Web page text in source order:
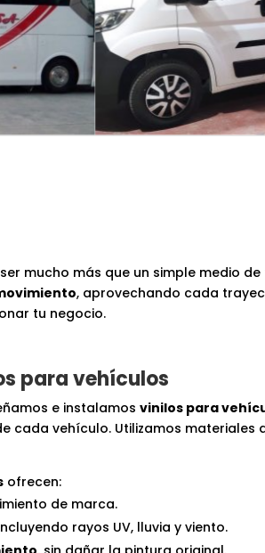
mucho más que un simple medio
, aprovechando cada
tu negocio.
para vehículos
e instalamosvinilos para
cada vehículo. Utilizamos materiales
ofrecen:
de marca.
rayos UV, lluvia y viento.